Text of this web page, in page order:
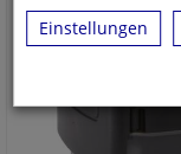
Einstellungen